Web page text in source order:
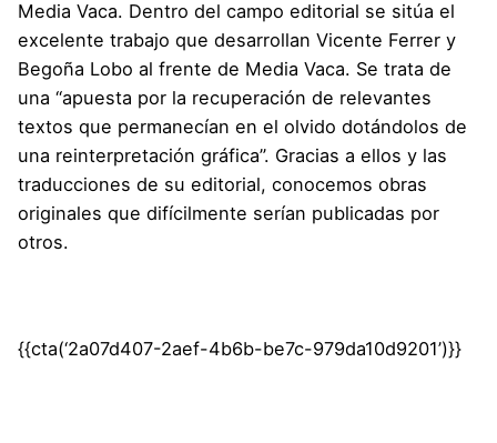
Media Vaca. Dentro del campo editorial se sitúa el
excelente trabajo que desarrollan Vicente Ferrer y
Begoña Lobo al frente de Media Vaca. Se trata de
una “apuesta por la recuperación de relevantes
textos que permanecían en el olvido dotándolos de
una reinterpretación gráfica”. Gracias a ellos y las
traducciones de su editorial, conocemos obras
originales que difícilmente serían publicadas por
otros.
{{cta(‘2a07d407-2aef-4b6b-be7c-979da10d9201’)}}